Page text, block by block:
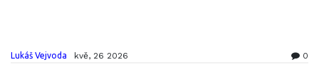
Lukáš Vejvoda kvě, 26 2026 0